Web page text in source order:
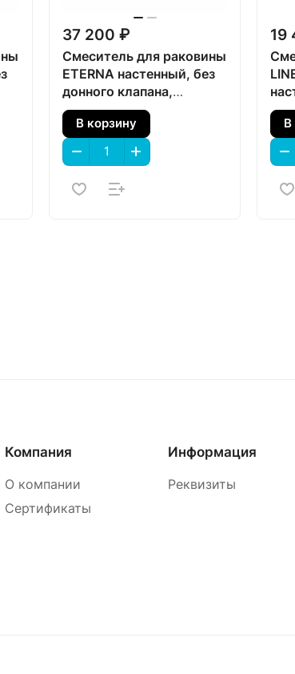
37 200 ₽
Смеситель для раковины
ETERNA настенный, без
донного клапана,
нержавеющая сталь
В корзину
19
В
Компания
О компании
Сертификаты
Информация
Реквизиты